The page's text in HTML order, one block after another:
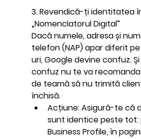
3. Revendică-ți identitatea
„Nomenclatorul Digital”
Dacă numele, adresa și
telefon (NAP) apar diferit
uri, Google devine confuz.
confuz nu te va
de teamă să nu trimită
închisă.
Acțiune: Asigură-te că
sunt identice peste tot:
Business Profile, în